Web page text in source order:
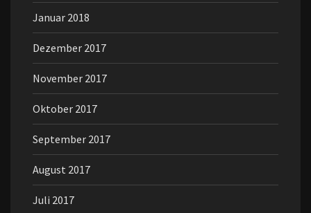
Januar 2018
Dezember 2017
November 2017
Oktober 2017
September 2017
August 2017
Juli 2017